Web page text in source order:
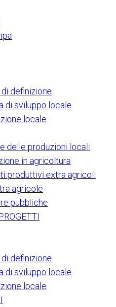
definizione
di sviluppo locale
locale
delle produzioni locali
in agricoltura
produttivi extra agricoli
agricole
pubbliche
definizione
di sviluppo locale
locale